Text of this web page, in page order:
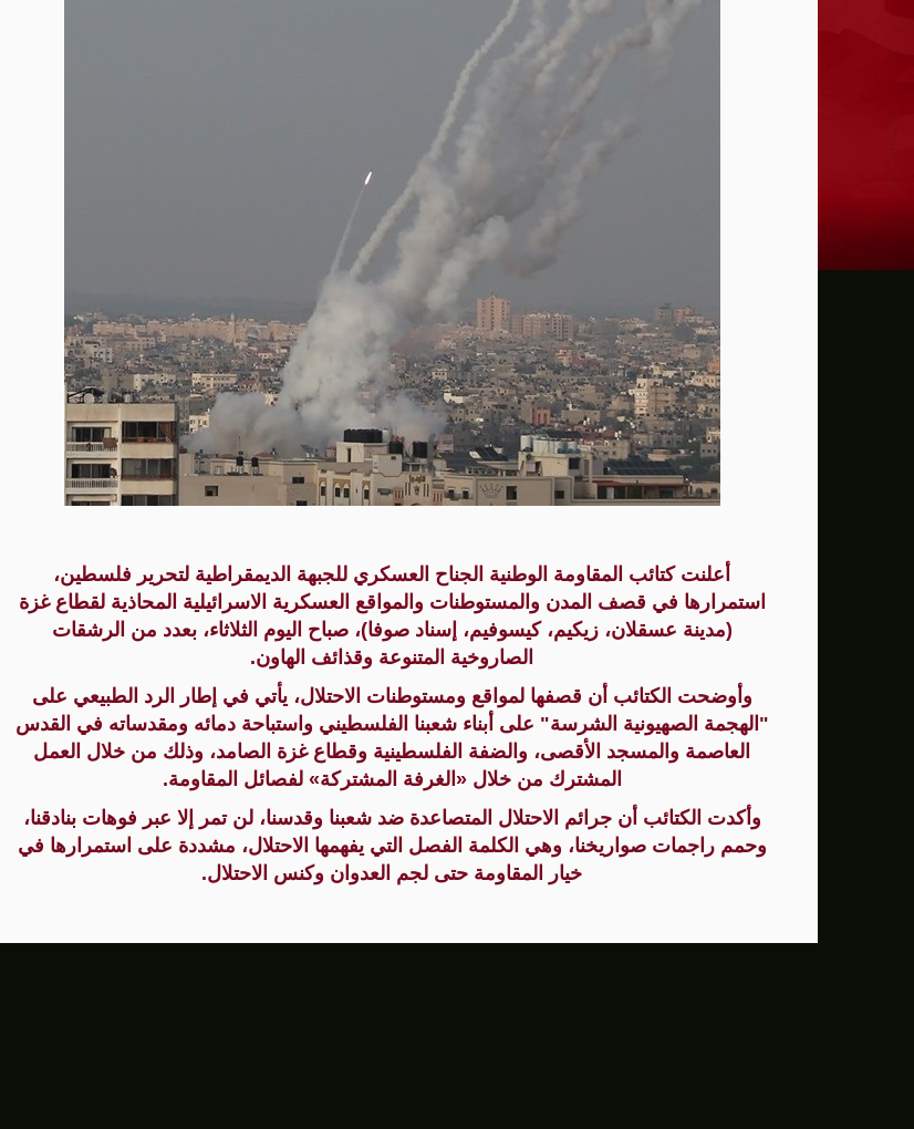
ترامب: يحذر من سيطرة الديمقراطيين على الكونغرس..ويرغب في اتفاق مع إيران
حماية الصحافيين تكرّم الصحافية كريستينا عاصي التي أصيبت بقصف إسرائيلي
فانس يؤكد وجود اختلافات في الرأي مع نتنياهو..,المفاوضات مع إيران "معقدة"
إيران تهدد بمهاجمة دول الخليج إذا تعرضت لهجمات أمريكية جديدة
ن.تايمز: مشرعون أمريكيون يسعون لشراكة عسكرية مع إسرائيل
الدفاع الروسية: ضربنا سفينتين محملتين بشحنات عسكرية قبالة سواحل أوديسا
التماس للسماح لطبيب مستقل بفحص حسام أبو صفية
الرئيس الإيراني: التواصل مع خامنئي "صعب للغاية" حاليا
جيش الاحتلال يعلن مقتل جنديين وإصابة 4 جنوب لبنان
"وول ستريت" ترتفع بدعم آمال التهدئة في الشرق الأوسط
زامير: أضعفنا حماس بشكل كبير وغيّرنا الوضع الأمنيّ وعملياتنا الاستباقية مستمرة
الوفد الأمريكي يطلب تعليق المفاوضات الثلاثية لإجراء مشاورات خاصة
بشارة مرجية - مصور ومونتير فيلم الانتفاضة المغيبة
أعلنت كتائب المقاومة الوطنية الجناح العسكري للجبهة الديمقراطية لتحرير فلسطين،
استمرارها في قصف المدن والمستوطنات والمواقع العسكرية الاسرائيلية المحاذية لقطاع غزة
(مدينة عسقلان، زيكيم، كيسوفيم، إسناد صوفا)، صباح اليوم الثلاثاء، بعدد من الرشقات
الصاروخية المتنوعة وقذائف الهاون.
وأوضحت الكتائب أن قصفها لمواقع ومستوطنات الاحتلال، يأتي في إطار الرد الطبيعي على
"الهجمة الصهيونية الشرسة" على أبناء شعبنا الفلسطيني واستباحة دمائه ومقدساته في القدس
العاصمة والمسجد الأقصى، والضفة الفلسطينية وقطاع غزة الصامد، وذلك من خلال العمل
المشترك من خلال «الغرفة المشتركة» لفصائل المقاومة.
وأكدت الكتائب أن جرائم الاحتلال المتصاعدة ضد شعبنا وقدسنا، لن تمر إلا عبر فوهات بنادقنا،
وحمم راجمات صواريخنا، وهي الكلمة الفصل التي يفهمها الاحتلال، مشددة على استمرارها في
خيار المقاومة حتى لجم العدوان وكنس الاحتلال.